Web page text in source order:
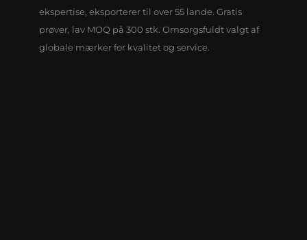
ekspertise, eksporterer til over 55 lande. Gratis
prøver, lav MOQ på 300 stk. Omsorgsfuldt valgt af
globale mærker for kvalitet og service.